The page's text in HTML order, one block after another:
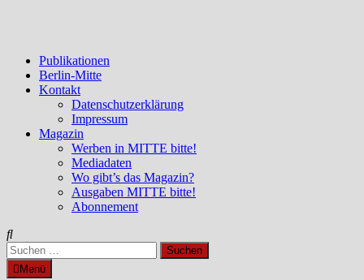
Publikationen
Berlin-Mitte
Kontakt
Datenschutzerklärung
Impressum
Magazin
Werben in MITTE bitte!
Mediadaten
Wo gibt’s das Magazin?
Ausgaben MITTE bitte!
Abonnement
Suchen
nach:Menü